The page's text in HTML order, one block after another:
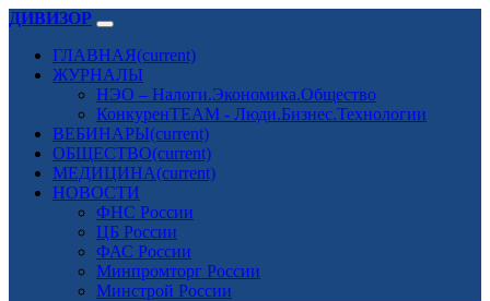
ДИВИЗОР
ГЛАВНАЯ(current)
ЖУРНАЛЫ
НЭО – Налоги.Экономика.Общество
КонкуренTEAM - Люди.Бизнес.Технологии
ВЕБИНАРЫ(current)
ОБЩЕСТВО(current)
МЕДИЦИНА(current)
НОВОСТИ
ФНС России
ЦБ России
ФАС России
Минпромторг России
Минстрой России